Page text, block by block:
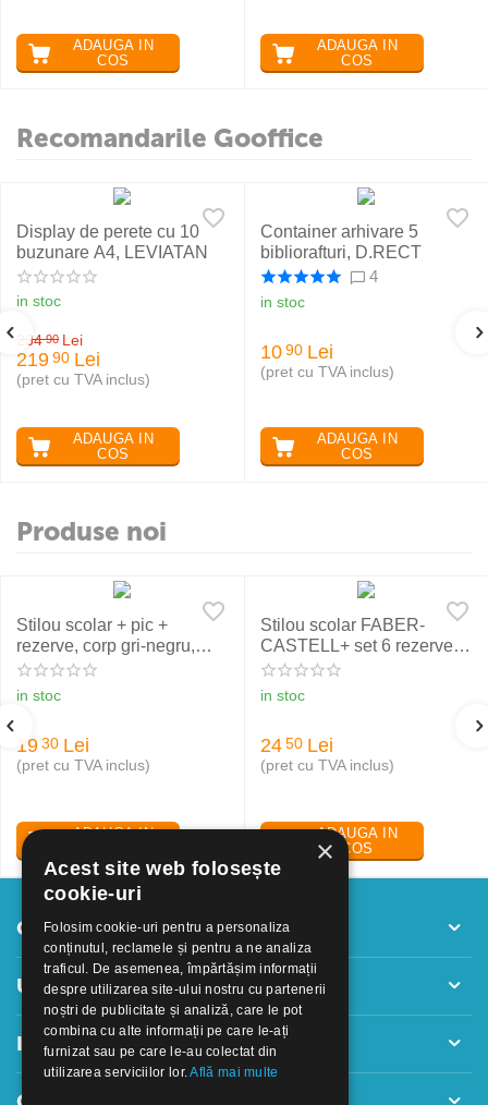
ADAUGA IN
COS
ADAUGA IN
COS
Recomandarile Gooffice
Display de perete cu 10
buzunare A4, LEVIATAN
in stoc
234 90 Lei
219 90 Lei
(pret cu TVA inclus)
ADAUGA IN
COS
Container arhivare 5
bibliorafturi, D.RECT
4
in stoc
10 90 Lei
(pret cu TVA inclus)
ADAUGA IN
COS
Produse noi
Stilou scolar + pic +
rezerve, corp gri-negru,
NXT Eberhard Faber
in stoc
19 30 Lei
(pret cu TVA inclus)
ADAUGA IN
Stilou scolar FABER-
CASTELL+ set 6 rezerve,
rosu
in stoc
24 50 Lei
(pret cu TVA inclus)
ADAUGA IN
COS
Contul meu
Utile
Informatii
×
Acest site web folosește
cookie-uri
Folosim cookie-uri pentru a personaliza
conținutul, reclamele și pentru a ne analiza
traficul. De asemenea, împărtășim informații
despre utilizarea site-ului nostru cu partenerii
noștri de publicitate și analiză, care le pot
combina cu alte informații pe care le-ați
furnizat sau pe care le-au colectat din
utilizarea serviciilor lor.Află mai multe